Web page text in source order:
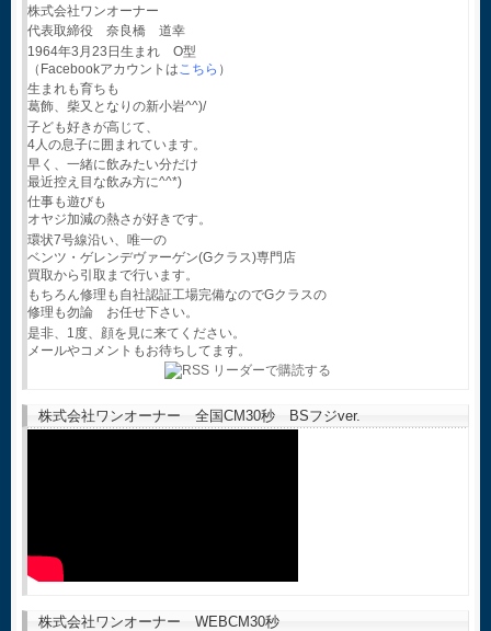
株式会社ワンオーナー
代表取締役 奈良橋 道幸
1964年3月23日生まれ O型
（Facebookアカウントはこちら ）
生まれも育ちも
葛飾、柴又となりの新小岩^^)/
子ども好きが高じて、
4人の息子に囲まれています。
早く、一緒に飲みたい分だけ
最近控え目な飲み方に^^*)
仕事も遊びも
オヤジ加減の熱さが好きです。
環状7号線沿い、唯一の
ベンツ・ゲレンデヴァーゲン(Gクラス)専門店
買取から引取まで行います。
もちろん修理も自社認証工場完備なのでGクラスの
修理も勿論 お任せ下さい。
是非、1度、顔を見に来てください。
メールやコメントもお待ちしてます。
株式会社ワンオーナー 全国CM30秒 BSフジver.
株式会社ワンオーナー WEBCM30秒